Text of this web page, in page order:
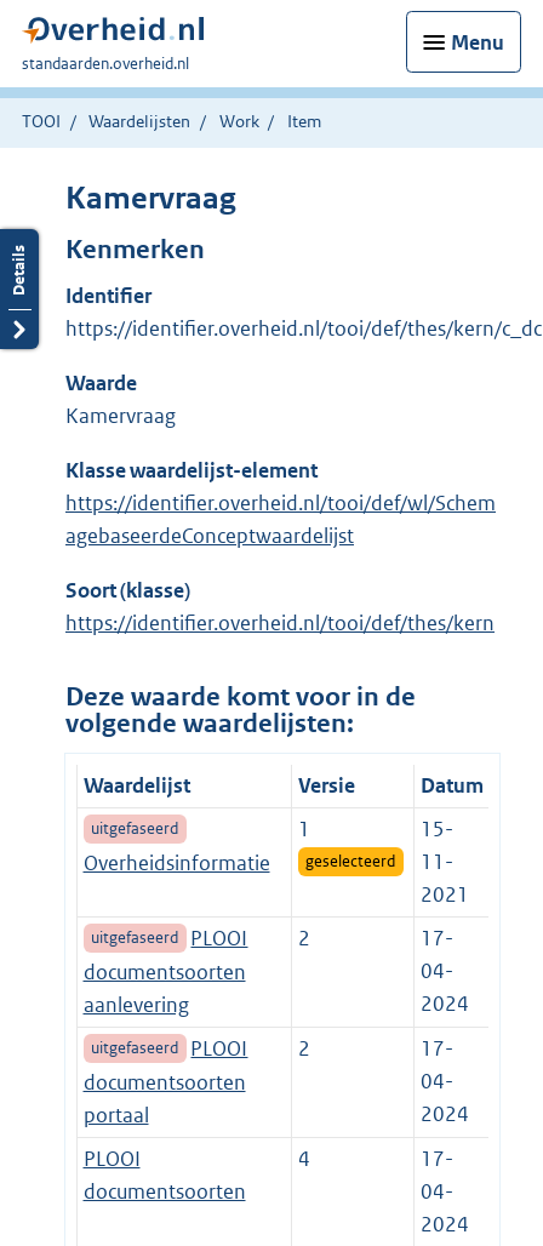
Menu
U
bent
hier:
standaarden.overheid.nl
TOOI Waardelijsten Work Item
Kamervraag
Kenmerken
Identifier
https://identifier.overheid.nl/tooi/def/thes/kern/
Waarde
Kamervraag
Klasse waardelijst-element
https://identifier.overheid.nl/tooi/def/wl/Schem
agebaseerdeConceptwaardelijst
Soort (klasse)
https://identifier.overheid.nl/tooi/def/thes/kern
Deze waarde komt voor in de
volgende waardelijsten:
Waardelijst Versie Datum
uitgefaseerd
Overheidsinformatie
1
geselecteerd
15-
11-
2021
uitgefaseerd
PLOOI
documentsoorten
aanlevering
2
17-
04-
2024
uitgefaseerd
PLOOI
documentsoorten
portaal
2
17-
04-
2024
PLOOI
documentsoorten
4
17-
04-
2024